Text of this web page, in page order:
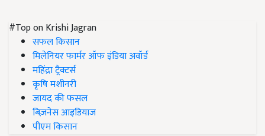
#Top on Krishi Jagran
सफल किसान
मिलेनियर फार्मर ऑफ इंडिया अवॉर्ड
महिंद्रा ट्रैक्टर्स
कृषि मशीनरी
जायद की फसल
बिज़नेस आइडियाज
पीएम किसान